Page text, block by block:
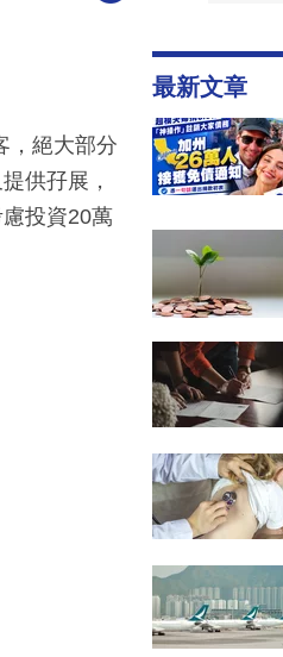
，絕大部分
供孖展，
投資20萬
最新文章